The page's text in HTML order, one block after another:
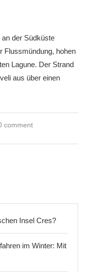
der Südküste
Flussmündung, hohen
Lagune. Der Strand
aus über einen
comment
Insel Cres?
im Winter: Mit